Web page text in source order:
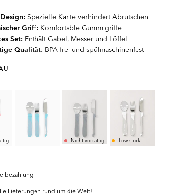
Spezielle Kante verhindert Abrutschen
Griff: Komfortable Gummigriffe
Set: Enthält Gabel, Messer und Löffel
Qualität: BPA-frei und spülmaschinenfest
Nicht vorrättig Low stock
bezahlung
Lieferungen rund um die Welt!